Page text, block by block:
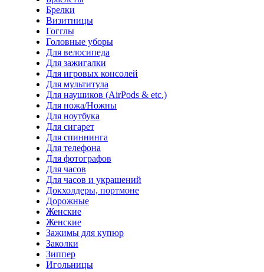
Брелки
Визитницы
Гогглы
Головные уборы
Для велосипеда
Для зажигалки
Для игровых консолей
Для мультитула
Для наушиков (AirPods & etc.)
Для ножа/Ножны
Для ноутбука
Для сигарет
Для спиннинга
Для телефона
Для фотографов
Для часов
Для часов и украшений
Докхолдеры, портмоне
Дорожные
Женские
Женские
Зажимы для купюр
Заколки
Зиппер
Игольницы